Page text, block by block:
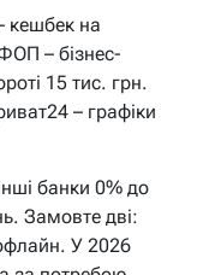
кешбек на
– бізнес-
15 тис. грн.
– графіки
банки 0% до
Замовте дві:
У 2026